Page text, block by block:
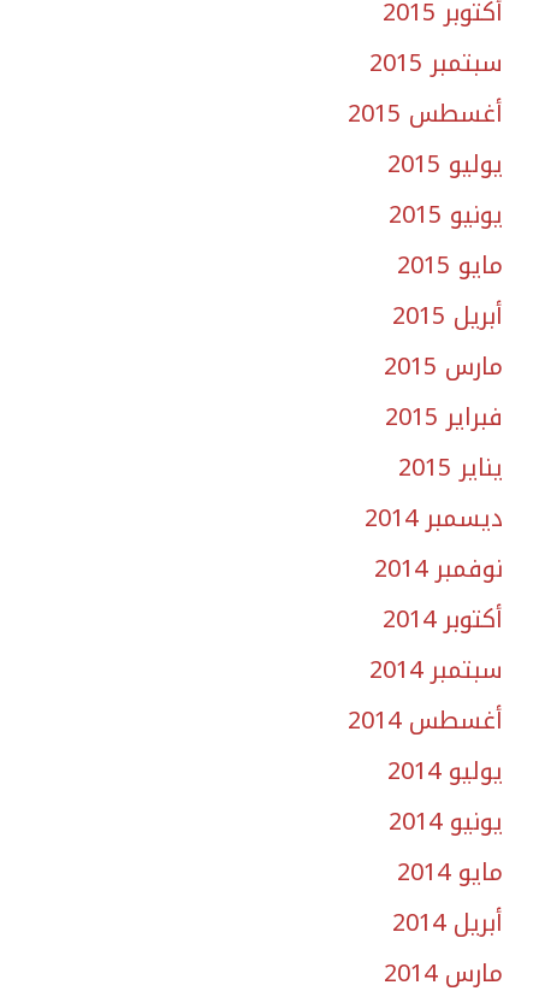
أكتوبر 2015
سبتمبر 2015
أغسطس 2015
يوليو 2015
يونيو 2015
مايو 2015
أبريل 2015
مارس 2015
فبراير 2015
يناير 2015
ديسمبر 2014
نوفمبر 2014
أكتوبر 2014
سبتمبر 2014
أغسطس 2014
يوليو 2014
يونيو 2014
مايو 2014
أبريل 2014
مارس 2014